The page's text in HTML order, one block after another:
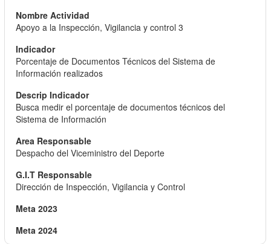
Apoyo a la Inspección, Vigilancia y control 3
Porcentaje de Documentos Técnicos del Sistema de
Información realizados
Busca medir el porcentaje de documentos técnicos del
Sistema de Información
Despacho del Viceministro del Deporte
Dirección de Inspección, Vigilancia y Control